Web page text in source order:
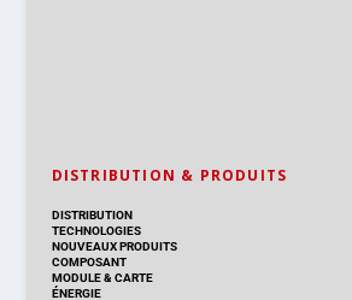
DISTRIBUTION & PRODUITS
DISTRIBUTION
TECHNOLOGIES
NOUVEAUX PRODUITS
COMPOSANT
MODULE & CARTE
ÉNERGIE